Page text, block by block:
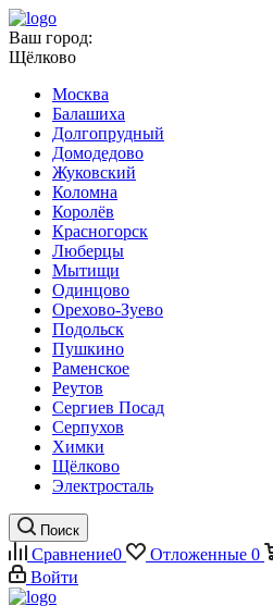
Ваш город:
Щёлково
Москва
Балашиха
Долгопрудный
Домодедово
Жуковский
Коломна
Королёв
Красногорск
Люберцы
Мытищи
Одинцово
Орехово-Зуево
Подольск
Пушкино
Раменское
Реутов
Сергиев Посад
Серпухов
Химки
Щёлково
Электросталь
Поиск
Сравнение0 Отложенные 0
Войти